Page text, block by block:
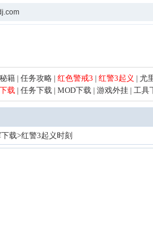
籍 | 任务攻略 | 红色警戒3 | 红警3起义 | 尤
载 | 任务下载 | MOD下载 | 游戏外挂 | 工具
载>红警3起义时刻